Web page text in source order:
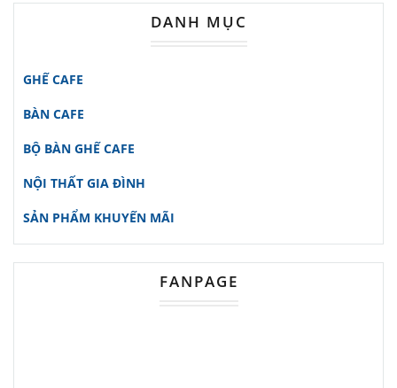
Đồng thời, đây cũng là lựa chọn tuyệt
hoặc ban công rộng rãi, cần một
chiếc ghế dài thoải mái để thư giãn.
Đặc biệt, nếu bạn yêu thích phong
cách nội thất giả mây và sự tiện
làm hài lòng bạn.
Tính Năng Nổi Bật
DANH MỤC
GHẾ CAFE
BÀN CAFE
BỘ BÀN GHẾ CAFE
NỘI THẤT GIA ĐÌNH
SẢN PHẨM KHUYẾN MÃI
FANPAGE